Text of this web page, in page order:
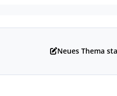
Neues Thema